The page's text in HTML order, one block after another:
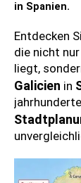
in Spanien.
Entdecken
die nicht
liegt,
Galicien in